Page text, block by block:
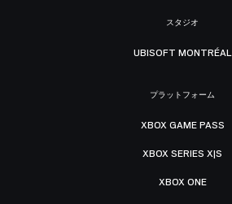
スタジオ
UBISOFT MONTRÉAL
プラットフォーム
XBOX GAME PASS
XBOX SERIES X|S
XBOX ONE